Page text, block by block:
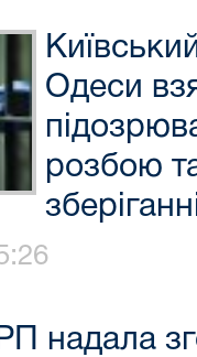
Одеси
розбою
надала